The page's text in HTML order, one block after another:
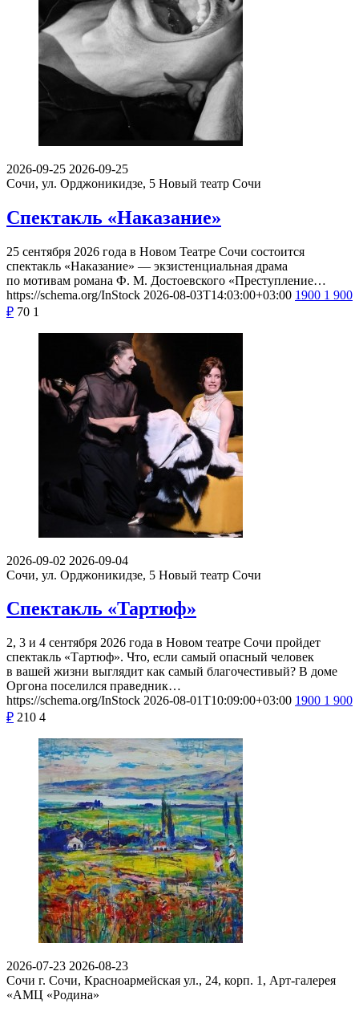
2026-09-25 2026-09-25
Сочи, ул. Орджоникидзе, 5 Новый театр Сочи
Спектакль «Наказание»
25 сентября 2026 года в Новом Театре Сочи состоится
спектакль «Наказание» — экзистенциальная драма
по мотивам романа Ф. М. Достоевского «Преступление…
https://schema.org/InStock 2026-08-03T14:03:00+03:00 1900 1 900
₽ 70 1
2026-09-02 2026-09-04
Сочи, ул. Орджоникидзе, 5 Новый театр Сочи
Спектакль «Тартюф»
2, 3 и 4 сентября 2026 года в Новом театре Сочи пройдет
спектакль «Тартюф». Что, если самый опасный человек
в вашей жизни выглядит как самый благочестивый? В доме
Оргона поселился праведник…
https://schema.org/InStock 2026-08-01T10:09:00+03:00 1900 1 900
₽ 210 4
2026-07-23 2026-08-23
Сочи г. Сочи, Красноармейская ул., 24, корп. 1, Арт-галерея
«АМЦ «Родина»